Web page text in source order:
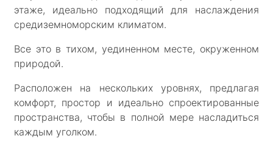
этаже, идеально подходящий для наслаждения
средиземноморским климатом.
Все это в тихом, уединенном месте, окруженном
природой.
Расположен на нескольких уровнях, предлагая
комфорт, простор и идеально спроектированные
пространства, чтобы в полной мере насладиться
каждым уголком.